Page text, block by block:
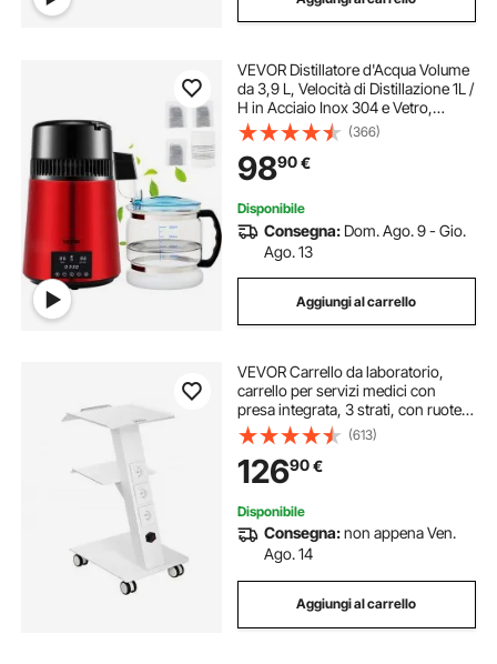
VEVOR Distillatore d'Acqua Volume
da 3,9 L, Velocità di Distillazione 1L /
H in Acciaio Inox 304 e Vetro,
Distillatore Colore Rosso, Utilizzo
per Uffici, Case, Laboratori,
Ospedali, Studi Dentistici
(366)
9890€
Disponibile
Consegna: Dom. Ago. 9 - Gio.
Ago. 13
Aggiungi al carrello
VEVOR Carrello da laboratorio,
carrello per servizi medici con
presa integrata, 3 strati, con ruote
girevoli, portata 100 kg, per
laboratorio, clinica, salone di
bellezza, salone
(613)
12690€
Disponibile
Consegna:non appena Ven.
Ago. 14
Aggiungi al carrello